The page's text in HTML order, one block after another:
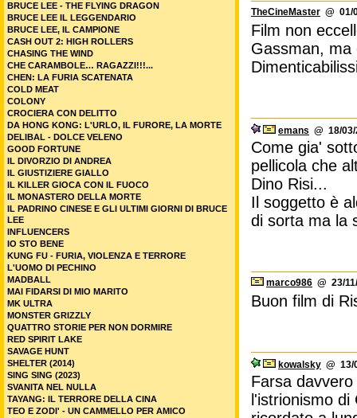
TheCineMaster @ 01/
Film non
Gassman, ma
emans @ 18/
Come gia'
pellicola che
Dino Risi...
Il soggetto è
di sorta ma la
marco986 @ 23/
Buon film di
kowalsky @ 13/
Farsa
l'istrionismo
BRUCE LEE - THE FLYING DRAGON
BRUCE LEE IL LEGGENDARIO
BRUCE LEE, IL CAMPIONE
CASH OUT 2: HIGH ROLLERS
CHASING THE WIND
CHE CARAMBOLE… RAGAZZI!!!...
CHEN: LA FURIA SCATENATA
COLD MEAT
COLONY
CROCIERA CON DELITTO
DA HONG KONG: L'URLO, IL FURORE, LA MORTE
DELIBAL - DOLCE VELENO
GOOD FORTUNE
IL DIVORZIO DI ANDREA
IL GIUSTIZIERE GIALLO
IL KILLER GIOCA CON IL FUOCO
IL MONASTERO DELLA MORTE
IL PADRINO CINESE E GLI ULTIMI GIORNI DI BRUCE
LEE
INFLUENCERS
IO STO BENE
KUNG FU - FURIA, VIOLENZA E TERRORE
L'UOMO DI PECHINO
MADBALL
MAI FIDARSI DI MIO MARITO
MK ULTRA
MONSTER GRIZZLY
QUATTRO STORIE PER NON DORMIRE
RED SPIRIT LAKE
SAVAGE HUNT
SHELTER (2014)
SING SING (2023)
SVANITA NEL NULLA
TAYANG: IL TERRORE DELLA CINA
TEO E ZODI' - UN CAMMELLO PER AMICO